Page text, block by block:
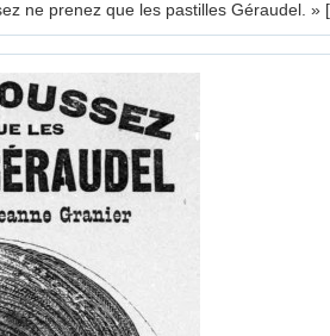
ne prenez que les pastilles Géraudel. »